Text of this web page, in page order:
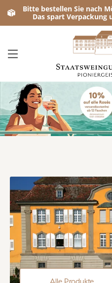
Bitte bestellen Sie nach
Das spart Verpackung